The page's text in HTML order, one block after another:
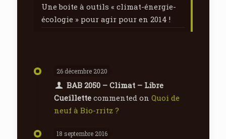
Une boite à outils « climat-énergie-
écologie » pour agir pour en 2014 !
26 décembre 2020
BAB 2050 – Climat – Libre
Cueillettecommented on Quoi de
neuf à Bio-rritz ?
18 septembre 2016